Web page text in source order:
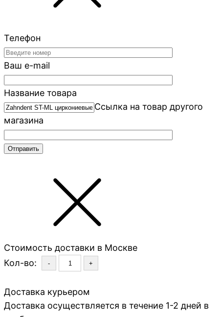
Телефон
Ваш e-mail
Название товара
Ссылка на товар другого
магазина
Стоимость доставки в Москве
Кол-во:
- +
Доставка курьером
Доставка осуществляется в течение 1-2 дней в